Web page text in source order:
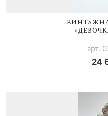
арт.
24